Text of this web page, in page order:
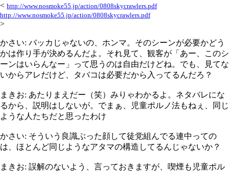
< http://www.nosmoke55.jp/action/0808skycrawlers.pdf
http://www.nosmoke55.jp/action/0808skycrawlers.pdf
>
かさい: バッカじゃないの、ホンマ。そのシーンが必要かどう
かは作り手が決めるんだよ。それ見て、観客が「あー、このシ
ーンはいらんなー」って思うのは自由だけどね。でも、見てな
いからアレだけど、タバコは必要だから入ってるんだろ？
まきお: あたりまえだー（笑）みりゃわかるよ。ネタバレにな
るから、説明はしないが。でまぁ、児童ポルノ法もねぇ、同じ
ような人たちだと思ったわけ
かさい: そういう良識ぶった顔して徒党組んでる連中っての
は、ほとんど同じようなアタマの構造してるんじゃないか？
まきお: 誤解のないよう、言っておきますが、喫煙も児童ポル